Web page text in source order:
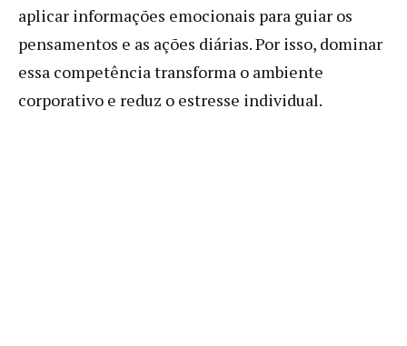
aplicar informações emocionais para guiar os
pensamentos e as ações diárias. Por isso, dominar
essa competência transforma o ambiente
corporativo e reduz o estresse individual.